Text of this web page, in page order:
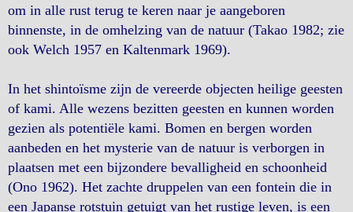
om in alle rust terug te keren naar je aangeboren
binnenste, in de omhelzing van de natuur (Takao 1982; zie
ook Welch 1957 en Kaltenmark 1969).
In het shintoïsme zijn de vereerde objecten heilige geesten
of kami. Alle wezens bezitten geesten en kunnen worden
gezien als potentiële kami. Bomen en bergen worden
aanbeden en het mysterie van de natuur is verborgen in
plaatsen met een bijzondere bevalligheid en schoonheid
(Ono 1962). Het zachte druppelen van een fontein die in
een Japanse rotstuin getuigt van het rustige leven, is een